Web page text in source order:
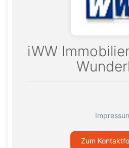
iWW
Zum